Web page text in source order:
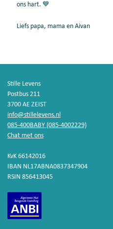
ons hart. 💙
Liefs papa, mama en Aivan
Stille Levens
Postbus 211
3700 AE ZEIST
info@stillelevens.nl
085-400BABY (085-4002229)
Chat met ons
KvK 66142016
IBAN NL17ABNA0837347904
RSIN 856413045